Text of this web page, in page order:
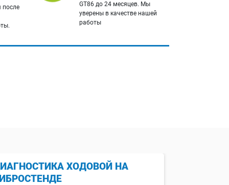
после
GT86 до 24 месяцев. Мы
уверены в качестве нашей
работы
ХОДОВОЙ НА